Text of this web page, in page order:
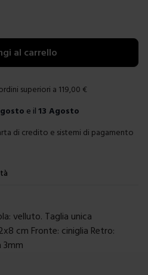
al carrello
superiori a 119,00 €
e il 13 Agosto
di credito e sistemi di pagamento
velluto. Taglia unica
cm Fronte: ciniglia Retro: